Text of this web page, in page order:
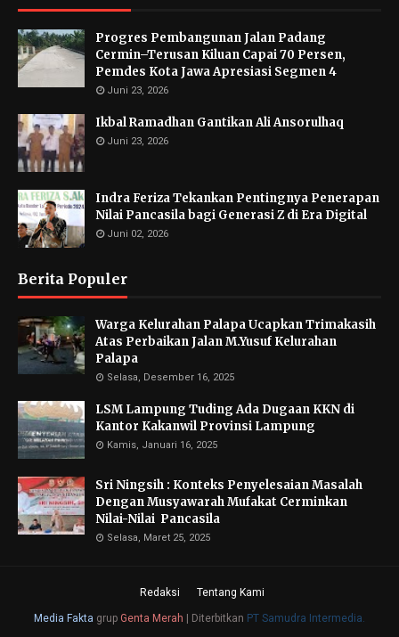
Progres Pembangunan Jalan Padang
Cermin–Terusan Kiluan Capai 70 Persen,
Pemdes Kota Jawa Apresiasi Segmen 4
Juni 23, 2026
Ikbal Ramadhan Gantikan Ali Ansorulhaq
Juni 23, 2026
Indra Feriza Tekankan Pentingnya Penerapan
Nilai Pancasila bagi Generasi Z di Era Digital
Juni 02, 2026
Berita Populer
Warga Kelurahan Palapa Ucapkan Trimakasih
Atas Perbaikan Jalan M.Yusuf Kelurahan
Palapa
Selasa, Desember 16, 2025
LSM Lampung Tuding Ada Dugaan KKN di
Kantor Kakanwil Provinsi Lampung
Kamis, Januari 16, 2025
Sri Ningsih : Konteks Penyelesaian Masalah
Dengan Musyawarah Mufakat Cerminkan
Nilai-Nilai Pancasila
Selasa, Maret 25, 2025
Redaksi Tentang Kami
Media Fakta grup Genta Merah Diterbitkan PT Samudra Intermedia.